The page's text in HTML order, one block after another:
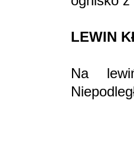
LEWIN
Na